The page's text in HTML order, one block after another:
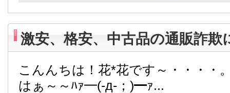
激安、格安、中古品の通販詐
こんんちは！花*花です～・・・・
はぁ～～ﾊｧ━(-д-；)━ｧ...